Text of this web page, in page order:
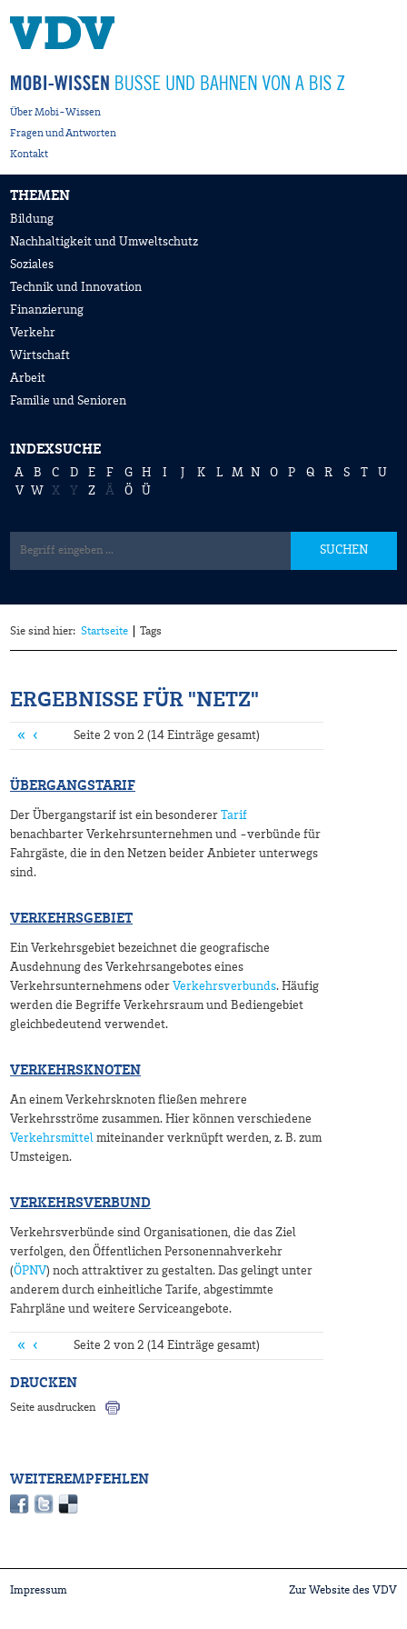
Über Mobi-Wissen
Fragen und Antworten
Kontakt
THEMEN
Bildung
Nachhaltigkeit und Umweltschutz
Soziales
Technik und Innovation
Finanzierung
Verkehr
Wirtschaft
Arbeit
Familie und Senioren
INDEXSUCHE
A B C D E F G H I K L M N O P Q R S T
U
V
W X Y Z Ä Ö Ü
SUCHEN
Sie sind hier: Startseite Tags
ERGEBNISSE FÜR "NETZ"
« ‹ Seite 2 von 2 (14 Einträge gesamt)
ÜBERGANGSTARIF
Der Übergangstarif ist ein besonderer Tarif
benachbarter Verkehrsunternehmen und -verbünde für
Fahrgäste, die in den Netzen beider Anbieter unterwegs
sind.
VERKEHRSGEBIET
Ein Verkehrsgebiet bezeichnet die geografische
Ausdehnung des Verkehrsangebotes eines
Verkehrsunternehmens oder Verkehrsverbunds. Häufig
werden die Begriffe Verkehrsraum und Bediengebiet
gleichbedeutend verwendet.
VERKEHRSKNOTEN
An einem Verkehrsknoten fließen mehrere
Verkehrsströme zusammen. Hier können verschiedene
Verkehrsmittel miteinander verknüpft werden, z. B. zum
Umsteigen.
VERKEHRSVERBUND
Verkehrsverbünde sind Organisationen, die das Ziel
verfolgen, den Öffentlichen Personennahverkehr
(ÖPNV) noch attraktiver zu gestalten. Das gelingt unter
anderem durch einheitliche Tarife, abgestimmte
Fahrpläne und weitere Serviceangebote.
« ‹ Seite 2 von 2 (14 Einträge gesamt)
DRUCKEN
Seite ausdrucken
WEITEREMPFEHLEN
Impressum Zur Website des VDV